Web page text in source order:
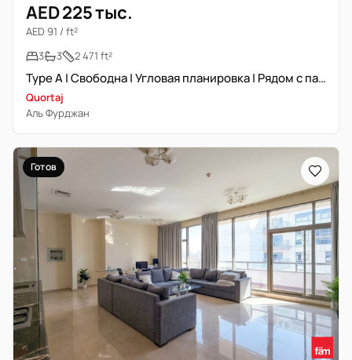
AED 225 тыс.
AED 91 / ft²
3
3 2 471 ft²
Type A | Свободна | Угловая планировка | Рядом с парками
Quortaj
Аль Фурджан
Готов